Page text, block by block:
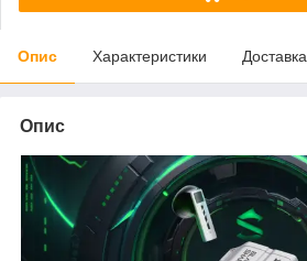
Опис Характеристики Доставка
Опис